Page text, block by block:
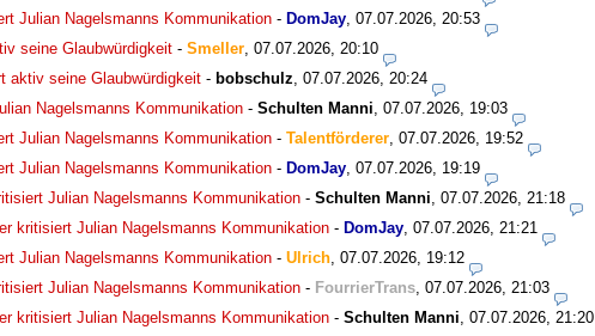
Julian Nagelsmanns Kommunikation - DomJay 07.07.2026, 20:53
seine Glaubwürdigkeit - Smeller 07.07.2026, 20:10
aktiv seine Glaubwürdigkeit - bobschulz 07.07.2026, 20:24
Nagelsmanns Kommunikation - Schulten Manni 07.07.2026, 19:03
Julian Nagelsmanns Kommunikation - Talentförderer 07.07.2026, 19:52
Julian Nagelsmanns Kommunikation - DomJay 07.07.2026, 19:19
Julian Nagelsmanns Kommunikation - Schulten Manni 07.07.2026, 21:18
kritisiert Julian Nagelsmanns Kommunikation - DomJay 07.07.2026, 21:21
Julian Nagelsmanns Kommunikation - Ulrich 07.07.2026, 19:12
Julian Nagelsmanns Kommunikation - FourrierTrans 07.07.2026, 21:03
kritisiert Julian Nagelsmanns Kommunikation - Schulten Manni 07.07.2026, 21:20